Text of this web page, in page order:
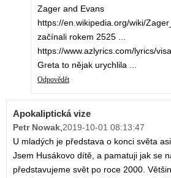
Zager and Evans
https://en.wikipedia.org/wiki/
začínali rokem 2525 ...
https://www.azlyrics.com/lyrics/
Greta to nějak urychlila ...
Odpovědět
Apokaliptická vize
Petr Nowak 2019-10-01 08:13:47
U mladých je představa o konci světa
Jsem Husákovo dítě, a pamatuji jak se
představujeme svět po roce 2000.